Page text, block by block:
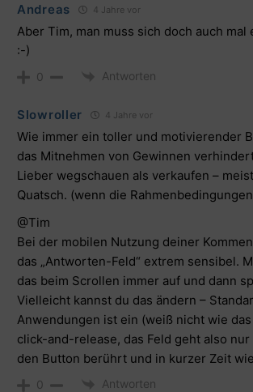
Andreas 4 Jahre vor
Aber Tim, man muss sich doch auch mal
:-)
0 Antworten
Slowroller 4 Jahre vor
Wie immer ein toller und motivierender
das Mitnehmen von Gewinnen
Lieber wegschauen als verkaufen –
Quatsch. (wenn die
@Tim
Bei der mobilen Nutzung deiner
das „Antworten-Feld“ extrem sensibel.
das beim Scrollen immer auf und dann
Vielleicht kannst du das ändern –
Anwendungen ist ein (weiß nicht wie
click-and-release, das Feld geht also nur
den Button berührt und in kurzer Zeit
0 Antworten